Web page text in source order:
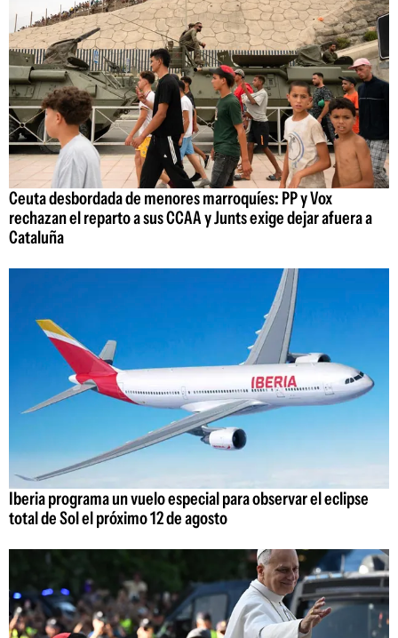
Ceuta desbordada de menores marroquíes: PP y Vox
rechazan el reparto a sus CCAA y Junts exige dejar afuera a
Cataluña
Iberia programa un vuelo especial para observar el eclipse
total de Sol el próximo 12 de agosto